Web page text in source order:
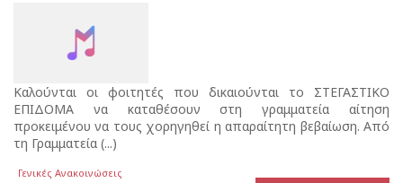
Καλούνται οι φοιτητές που δικαιούνται το ΣΤΕΓΑΣΤΙΚΟ
ΕΠΙΔΟΜΑ να καταθέσουν στη γραμματεία αίτηση
προκειμένου να τους χορηγηθεί η απαραίτητη βεβαίωση. Από
τη Γραμματεία (...)
Γενικές Ανακοινώσεις